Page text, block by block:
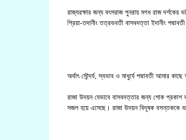
রাজ্যরক্ষার জন্য বৎসরাজ পুনরায় মগধ রাজ দর্শকের
প্রিয়া-তদানীং তত্রভবতী বাসবদত্তা ইদানীং
অর্থাৎ সৌন্দর্য, স্বভাব ও মাধুর্যে পদ্মাবতী আমার
রাজা উদয়ন যেভাবে বাসবদত্তার জন্য শোক প্রকাশ
সজল হয়ে এসেছে। রাজা উদয়ন বিদূষক বসন্তককে